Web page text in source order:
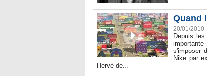
Quand
20/01/2010
Depuis
s'imposer
Nike par
Hervé de...